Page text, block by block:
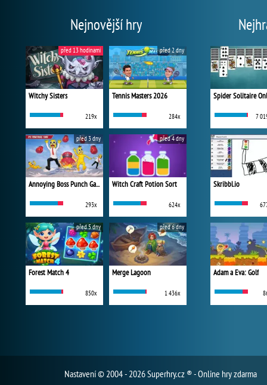
Nejnovější hry
Witchy Sisters
219x
před 13 hodinami
Tennis Masters 2026
284x
před 2 dny
Annoying Boss Punch Game
293x
před 3 dny
Witch Craft Potion Sort
624x
před 4 dny
Forest Match 4
850x
před 5 dny
Merge Lagoon
1 436x
před 6 dny
Spider Solitaire
7
Skribbl.io
Adam a Eva: Golf
Nastavení© 2004 - 2026 Superhry.cz ® - Online hry zdarma